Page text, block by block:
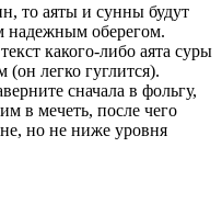
то аяты и сунны будут
надежным оберегом.
какого-либо аята суры
(он легко гуглится).
сначала в фольгу,
в мечеть, после чего
но не ниже уровня